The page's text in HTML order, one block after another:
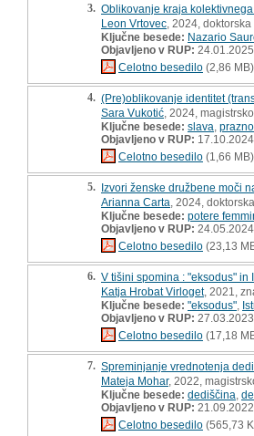
3. Oblikovanje kraja
Leon Vrtovec , 2024,
Ključne besede: Nazario
Objavljeno v RUP:
Celotno besedilo (2,86 MB)
4. (Pre)oblikovanje identitet
Sara Vukotić , 2024,
Ključne besede: slava
Objavljeno v RUP:
Celotno besedilo (1,66 MB)
5. Izvori ženske družbene moči
Arianna Carta , 2024,
Ključne besede: potere
Objavljeno v RUP:
Celotno besedilo (23,13
6. V tišini spomina : "eksodus" in
Katja Hrobat Virloget, 2021,
Ključne besede: "eksodus"
Objavljeno v RUP:
Celotno besedilo (17,18
7. Spreminjanje vrednotenja
Mateja Mohar, 2022,
Ključne besede: dediščina
Objavljeno v RUP:
Celotno besedilo (565,73